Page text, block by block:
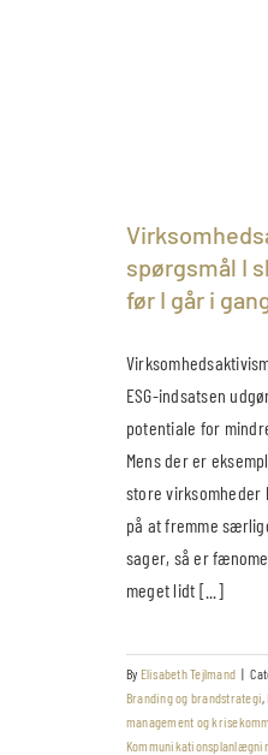
spørgsmål I
før I går i
ESG-indsatsen
potentiale for
Mens der er
store
på at fremme
sager, så er
meget lidt [...]
By Elisabeth Tejlmand |
Branding og brandstrategi,
management og